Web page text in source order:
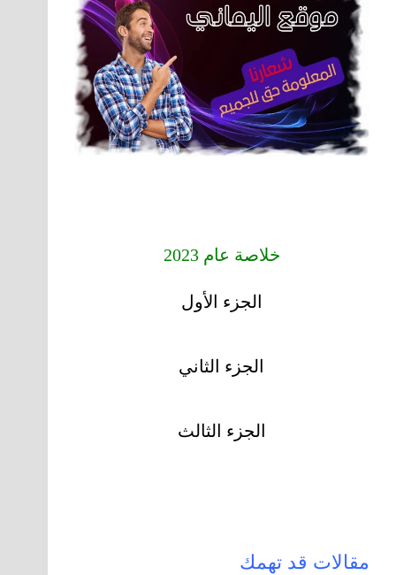
خلاصة عام 2023
الجزء الأول
الجزء الثاني
الجزء الثالث
مقالات قد تهمك